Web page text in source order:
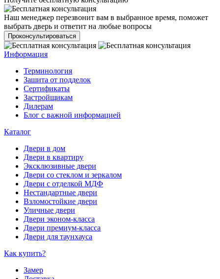
Наш менеджер перезвонит вам в выбранное время, поможет
выбрать дверь и ответит на любые вопросы
Проконсультироваться
Информация
Терминология
Зашита от подделок
Сертификаты
Застройщикам
Дилерам
Блог с важной информацией
Каталог
Двери в дом
Двери в квартиру
Эксклюзивные двери
Двери со стеклом и зеркалом
Двери с отделкой МДФ
Нестандартные двери
Взломостойкие двери
Уличные двери
Двери эконом-класса
Двери премиум-класса
Двери для таунхауса
Как купить?
Замер